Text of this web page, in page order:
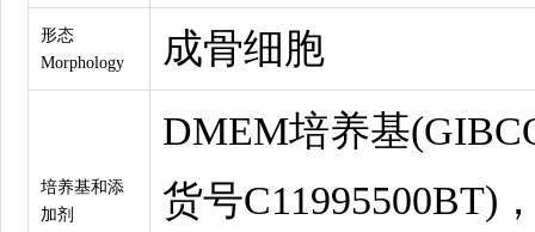
形态
Morphology
成骨细胞
培养基和添
加剂
DMEM培养基
货号C11995500BT)